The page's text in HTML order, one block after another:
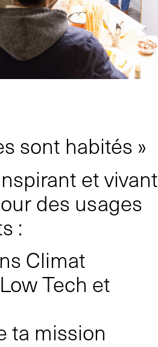
sont habités »
et vivant
des usages
:
Climat
Tech et
ta mission